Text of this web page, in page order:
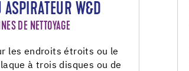
ASPIRATEUR W&D
DE NETTOYAGE
les endroits étroits ou le
à trois disques ou de